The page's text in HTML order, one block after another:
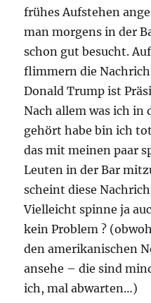
frühes Aufstehen
man morgens in der
schon gut besucht.
flimmern die
Donald Trump ist
Nach allem was ich in
gehört habe bin ich
das mit meinen paar
Leuten in der Bar
scheint diese
Vielleicht spinne ja
kein Problem ?
den amerikanischen
ansehe – die sind
ich, mal abwarten…)